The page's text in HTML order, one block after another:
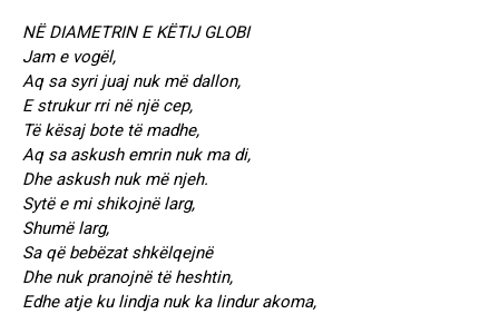
NË DIAMETRIN E KËTIJ GLOBI
Jam e vogël,
Aq sa syri juaj nuk më dallon,
E strukur rri në një cep,
Të kësaj bote të madhe,
Aq sa askush emrin nuk ma di,
Dhe askush nuk më njeh.
Sytë e mi shikojnë larg,
Shumë larg,
Sa që bebëzat shkëlqejnë
Dhe nuk pranojnë të heshtin,
Edhe atje ku lindja nuk ka lindur akoma,